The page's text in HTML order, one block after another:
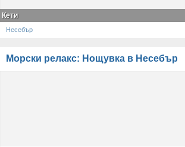
Кети
Несебър
Морски релакс: Нощувка в Несебър